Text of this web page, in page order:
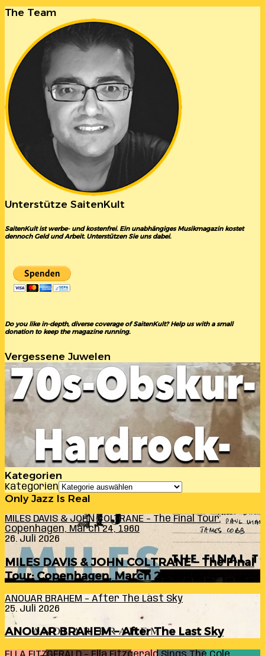
The Team
Unterstütze SaitenKult
SaitenKult ist werbe- und kostenfrei. Ein unabhängiges Musikmagazin kostet
dennoch Geld und Arbeit. Unterstützen Sie uns dabei.
Do you like in-depth, diverse coverage of SaitenKult? Help us with a small
donation to keep the magazine running.
Vergessene Juwelen
Kategorien
Kategorien
Only Jazz Is Real
MILES DAVIS & JOHN COLTRANE – The Final Tour:
Copenhagen, March 24, 1960
26. Juli 2026
MILES DAVIS & JOHN COLTRANE – The Final
Tour: Copenhagen, March 24, 1960
ANOUAR BRAHEM – After The Last Sky
25. Juli 2026
ANOUAR BRAHEM – After The Last Sky